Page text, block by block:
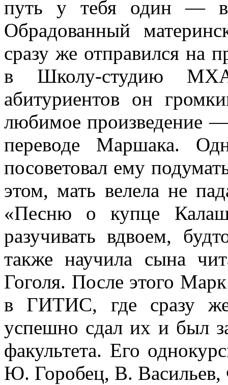
путь у тебя один —
Обрадованный
сразу же отправился на
в Школу-студию
абитуриентов он
любимое произведение
переводе Маршака.
посоветовал ему
этом, мать велела не
«Песню о купце
разучивать вдвоем,
также научила сына
Гоголя. После этого
в ГИТИС, где сразу
успешно сдал их и был
факультета. Его
Ю. Горобец, В.